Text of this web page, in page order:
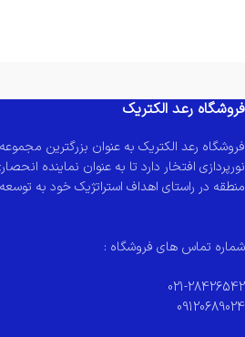
فروشگاه رعد الکتریک
فروشگاه رعد الکتریک به عنوان بزرگترین
نورپردازی افتخار دارد تا به عنوان نماینده
منطقه در راستای اهداف استراتژیک خود به
شماره تماس های فروشگاه :
021-28426542
09120689024